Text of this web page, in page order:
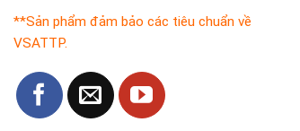
**Sản phẩm đảm bảo các tiêu chuẩn về
VSATTP.